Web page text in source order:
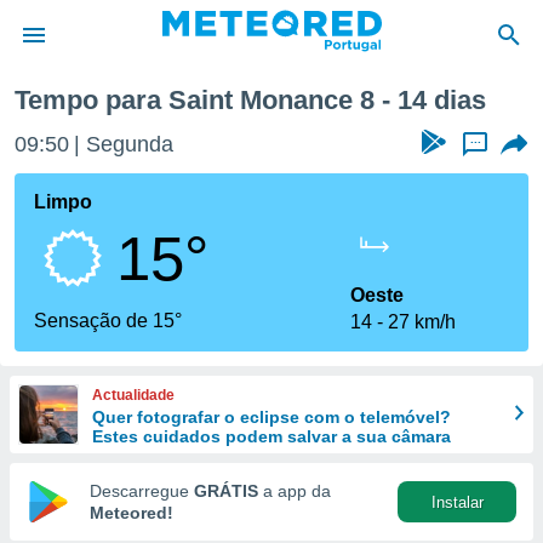
da
foi
fornecidas
a este
das
e
forma
digital
Tempo para Saint Monance 8 - 14 dias
09:50 Segunda ...
Limpo
15°
Sensação de 15°
Oeste
14
27 km/h
Actualidade
Quer fotografar o eclipse com o telemóvel?
Estes cuidados podem salvar a sua câmara
Descarregue GRÁTIS a app da
Meteored!
Instalar